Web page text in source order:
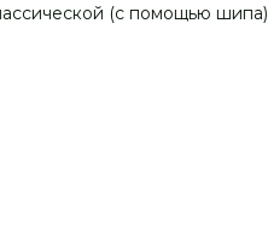
(с помощью шипа)